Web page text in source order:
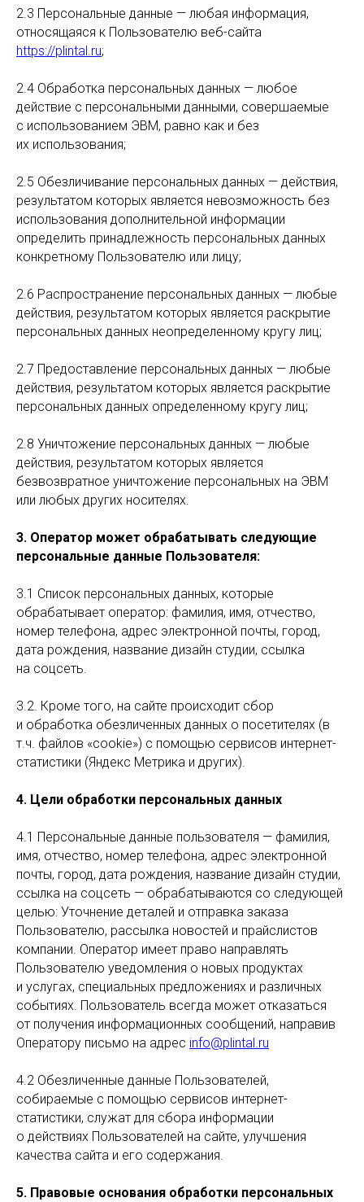
2.3 Персональные данные — любая информация,
относящаяся к Пользователю веб-сайта
https://plintal.ru;
2.4 Обработка персональных данных — любое
действие с персональными данными, совершаемые
с использованием ЭВМ, равно как и без
их использования;
2.5 Обезличивание персональных данных — действия,
результатом которых является невозможность без
использования дополнительной информации
определить принадлежность персональных данных
конкретному Пользователю или лицу;
2.6 Распространение персональных данных — любые
действия, результатом которых является раскрытие
персональных данных неопределенному кругу лиц;
2.7 Предоставление персональных данных — любые
действия, результатом которых является раскрытие
персональных данных определенному кругу лиц;
2.8 Уничтожение персональных данных — любые
действия, результатом которых является
безвозвратное уничтожение персональных на ЭВМ
или любых других носителях.
3. Оператор может обрабатывать следующие
персональные данные Пользователя:
3.1 Список персональных данных, которые
обрабатывает оператор: фамилия, имя, отчество,
номер телефона, адрес электронной почты, город,
дата рождения, название дизайн студии, ссылка
на соцсеть.
3.2. Кроме того, на сайте происходит сбор
и обработка обезличенных данных о посетителях (в
т.ч. файлов «cookie») с помощью сервисов интернет-
статистики (Яндекс Метрика и других).
4. Цели обработки персональных данных
4.1 Персональные данные пользователя — фамилия,
имя, отчество, номер телефона, адрес электронной
почты, город, дата рождения, название дизайн студии,
ссылка на соцсеть — обрабатываются со следующей
целью: Уточнение деталей и отправка заказа
Пользователю, рассылка новостей и прайслистов
компании. Оператор имеет право направлять
Пользователю уведомления о новых продуктах
и услугах, специальных предложениях и различных
событиях. Пользователь всегда может отказаться
от получения информационных сообщений, направив
Оператору письмо на адрес info@plintal.ru
4.2 Обезличенные данные Пользователей,
собираемые с помощью сервисов интернет-
статистики, служат для сбора информации
о действиях Пользователей на сайте, улучшения
качества сайта и его содержания.
5. Правовые основания обработки персональных